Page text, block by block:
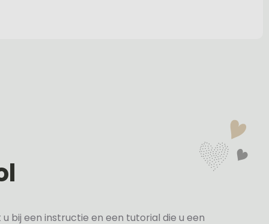
bij een instructie en een tutorial die u een